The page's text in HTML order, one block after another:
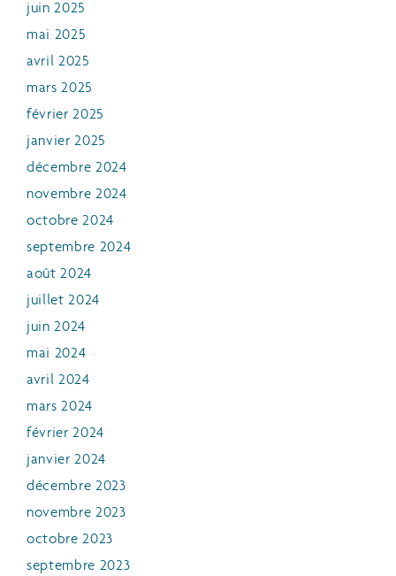
juin 2025
mai 2025
avril 2025
mars 2025
février 2025
janvier 2025
décembre 2024
novembre 2024
octobre 2024
septembre 2024
août 2024
juillet 2024
juin 2024
mai 2024
avril 2024
mars 2024
février 2024
janvier 2024
décembre 2023
novembre 2023
octobre 2023
septembre 2023